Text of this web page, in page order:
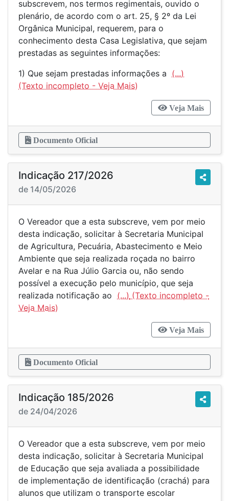
subscrevem, nos termos regimentais, ouvido o
plenário, de acordo com o art. 25, § 2º da Lei
Orgânica Municipal, requerem, para o
conhecimento desta Casa Legislativa, que sejam
prestadas as seguintes informações:
1) Que sejam prestadas informações a (...)
Veja Mais
Documento Oficial
Indicação 217/2026
de 14/05/2026
O Vereador que a esta subscreve, vem por meio
desta indicação, solicitar à Secretaria Municipal
de Agricultura, Pecuária, Abastecimento e Meio
Ambiente que seja realizada roçada no bairro
Avelar e na Rua Júlio Garcia ou, não sendo
possível a execução pelo município, que seja
realizada notificação ao (...)
Veja Mais
Documento Oficial
Indicação 185/2026
de 24/04/2026
O Vereador que a esta subscreve, vem por meio
desta indicação, solicitar à Secretaria Municipal
de Educação que seja avaliada a possibilidade
de implementação de identificação (crachá) para
alunos que utilizam o transporte escolar